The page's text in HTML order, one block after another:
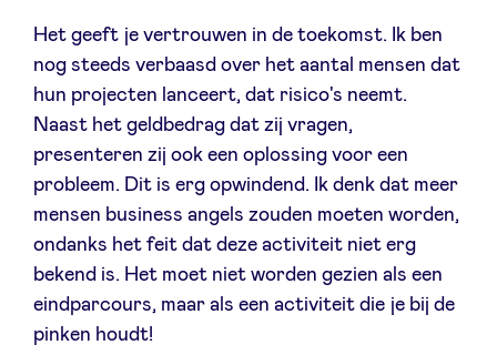
Het geeft je vertrouwen in de toekomst. Ik ben
nog steeds verbaasd over het aantal mensen dat
hun projecten lanceert, dat risico's neemt.
Naast het geldbedrag dat zij vragen,
presenteren zij ook een oplossing voor een
probleem. Dit is erg opwindend. Ik denk dat meer
mensen business angels zouden moeten worden,
ondanks het feit dat deze activiteit niet erg
bekend is. Het moet niet worden gezien als een
eindparcours, maar als een activiteit die je bij de
pinken houdt!